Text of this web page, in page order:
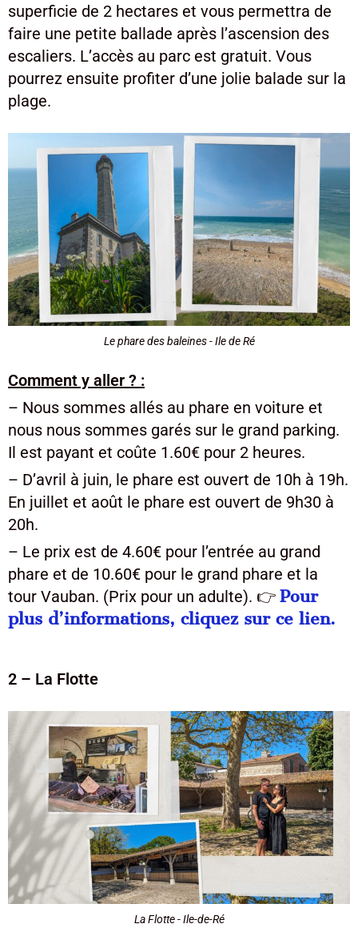
superficie de 2 hectares et vous permettra de
faire une petite ballade après l’ascension des
escaliers. L’accès au parc est gratuit. Vous
pourrez ensuite profiter d’une jolie balade sur la
plage.
Le phare des baleines - Ile de Ré
Comment y aller ? :
– Nous sommes allés au phare en voiture et
nous nous sommes garés sur le grand parking.
Il est payant et coûte 1.60€ pour 2 heures.
– D’avril à juin, le phare est ouvert de 10h à 19h.
En juillet et août le phare est ouvert de 9h30 à
20h.
– Le prix est de 4.60€ pour l’entrée au grand
phare et de 10.60€ pour le grand phare et la
tour Vauban. (Prix pour un adulte). 👉 Pour
plus d’informations, cliquez sur ce lien.
2 – La Flotte
La Flotte - Ile-de-Ré